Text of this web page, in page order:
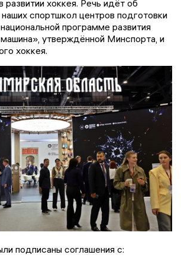
развитии хоккея. Речь идёт об
спортшкол центров подготовки
программе развития
утверждённой Минспорта, и
хоккея.
подписаны соглашения с: